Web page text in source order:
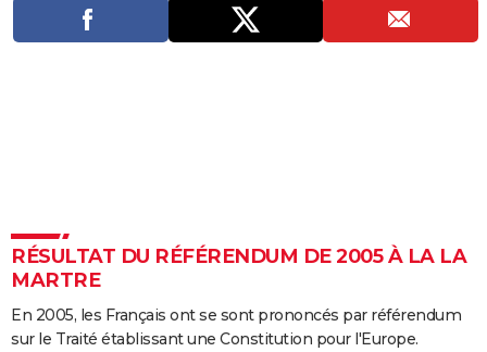
Destinations
Voyage nature
Voyage de noces
Dictionnaire
Biographies
Citations
Expressions
Proverbes
PROGRAMME TV
COPAINS D'AVANT
S'inscrire
Se connecter
Lycées
Collèges
Primaires
Universités
Entreprises
Service militaire
Avis de recherche
AVIS DE DÉCÈS
RÉSULTAT DU RÉFÉRENDUM DE 2005 À LA LA
MARTRE
En 2005, les Français ont se sont prononcés par référendum
sur le Traité établissant une Constitution pour l'Europe.